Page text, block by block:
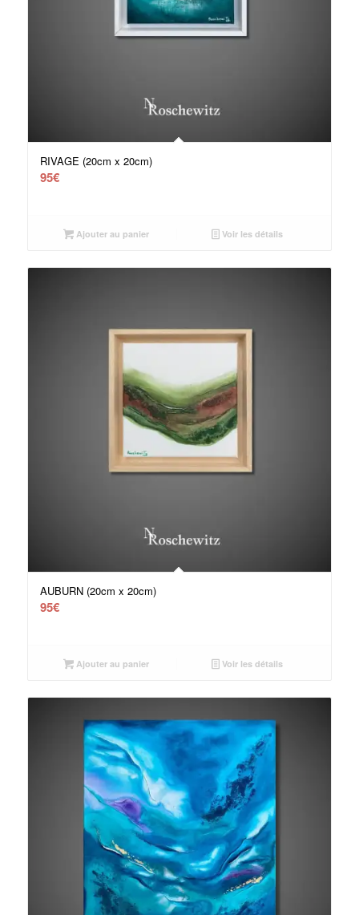
RIVAGE (20cm x 20cm)
95€
Ajouter au panier Voir les détails
AUBURN (20cm x 20cm)
95€
Ajouter au panier Voir les détails